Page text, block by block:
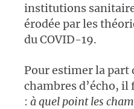
institutions
érodée par les
du COVID-19.
Pour estimer la part
chambres d’écho,
: à quel point les